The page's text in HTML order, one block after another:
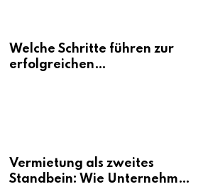
Welche Schritte führen zur
erfolgreichen
Vermietung als zweites
Standbein: Wie Unternehmen